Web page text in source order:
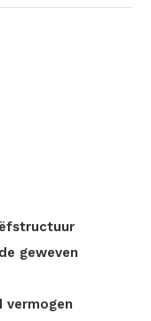
geweven
vermogen